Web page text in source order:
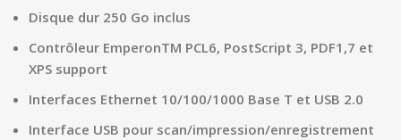
Disque dur 250 Go inclus
Contrôleur EmperonTM PCL6, PostScript 3, PDF1,7 et
XPS support
Interfaces Ethernet 10/100/1000 Base T et USB 2.0
Interface USB pour scan/impression/enregistrement